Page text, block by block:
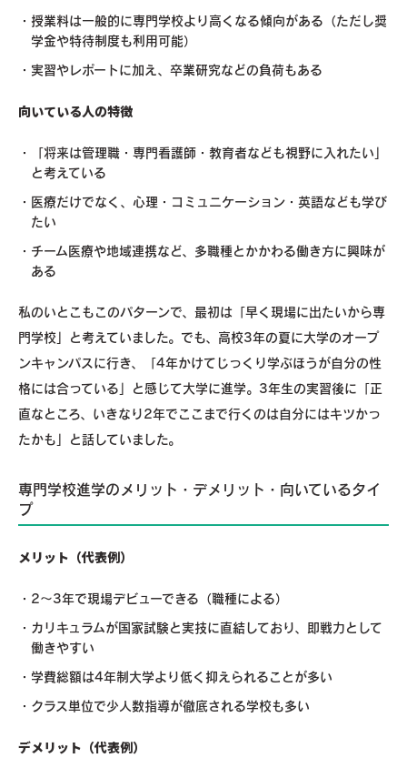
授業料は一般的に専門学校より高くなる傾向がある（ただし奨
学金や特待制度も利用可能）
実習やレポートに加え、卒業研究などの負荷もある
向いている人の特徴
「将来は管理職・専門看護師・教育者なども視野に入れたい」
と考えている
医療だけでなく、心理・コミュニケーション・英語なども学び
たい
チーム医療や地域連携など、多職種とかかわる働き方に興味が
ある
私のいとこもこのパターンで、最初は「早く現場に出たいから専
門学校」と考えていました。でも、高校3年の夏に大学のオープ
ンキャンパスに行き、「4年かけてじっくり学ぶほうが自分の性
格には合っている」と感じて大学に進学。3年生の実習後に「正
直なところ、いきなり2年でここまで行くのは自分にはキツかっ
たかも」と話していました。
専門学校進学のメリット・デメリット・向いているタイ
プ
メリット（代表例）
2～3年で現場デビューできる（職種による）
カリキュラムが国家試験と実技に直結しており、即戦力として
働きやすい
学費総額は4年制大学より低く抑えられることが多い
クラス単位で少人数指導が徹底される学校も多い
デメリット（代表例）